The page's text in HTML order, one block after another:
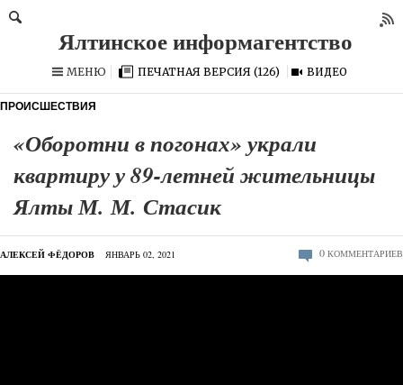
МЕНЮ ПЕЧАТНАЯ ВЕРСИЯ (126) ВИДЕО
ПРОИСШЕСТВИЯ
«Оборотни в погонах» украли
квартиру у 89-летней жительницы
Ялты М. М. Стасик
АЛЕКСЕЙ ФЁДОРОВ ЯНВАРЬ 02, 2021 0 КОММЕНТАРИЕВ